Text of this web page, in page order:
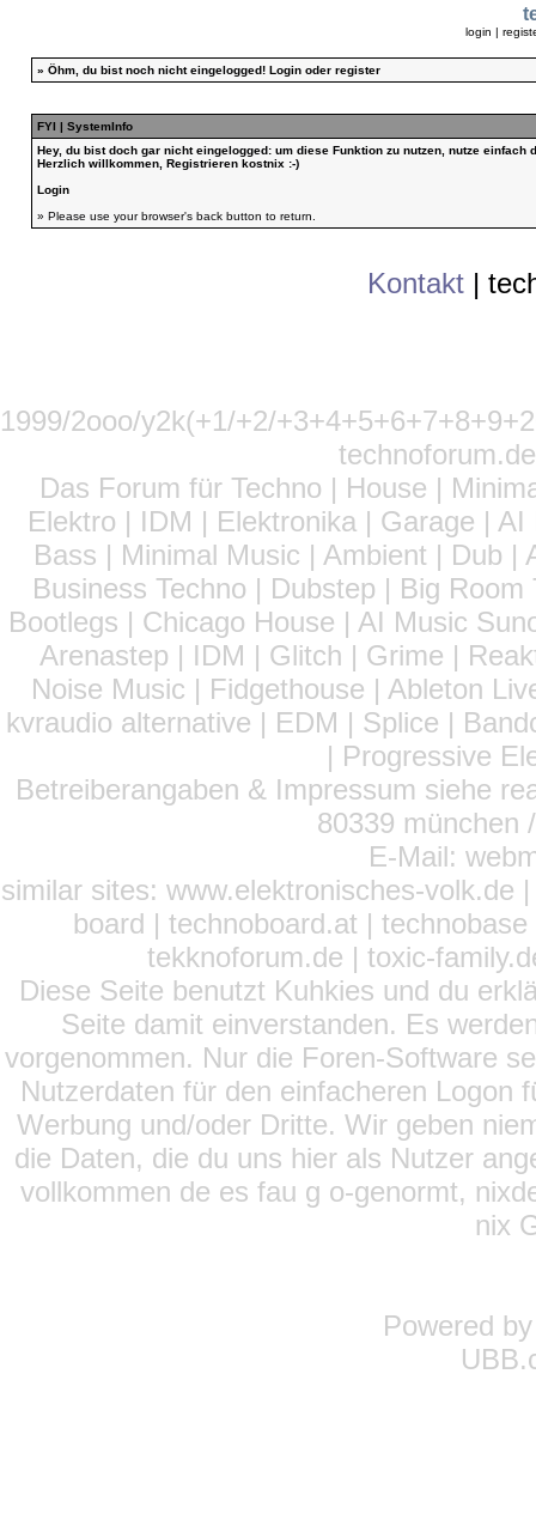
login |
» Öhm, du bist noch nicht eingelogged! Loginoder register
FYI | SystemInfo
Hey, du bist doch gar nicht eingelogged: um diese Funktion zu nutzen, nutze
Herzlich willkommen, Registrieren kostnix :-)
Login
» Please use your browser's back button to return.
Kontakt |
1999/2ooo/y2k(+1/+2/
Das Forum für Techno | House |
Elektro | IDM | Elektronika | Garage |
Bass | Minimal Music | Ambient | Dub
Business Techno | Dubstep | Big
Bootlegs | Chicago House | AI Music
Arenastep | IDM | Glitch | Grime |
Noise Music | Fidgethouse | Ableton
kvraudio alternative | EDM | Splice |
| Progressive
Betreiberangaben & Impressum siehe
80339 münchen
E-Mail:
similar sites: www.elektronisches-volk.de
board | technoboard.at |
tekknoforum.de | toxic-
Diese Seite benutzt Kuhkies und du
Seite damit einverstanden. Es
vorgenommen. Nur die Foren-Software
Nutzerdaten für den einfacheren Logon
Werbung und/oder Dritte. Wir geben
die Daten, die du uns hier als Nutzer
vollkommen de es fau g o-genormt,
nix
Powered